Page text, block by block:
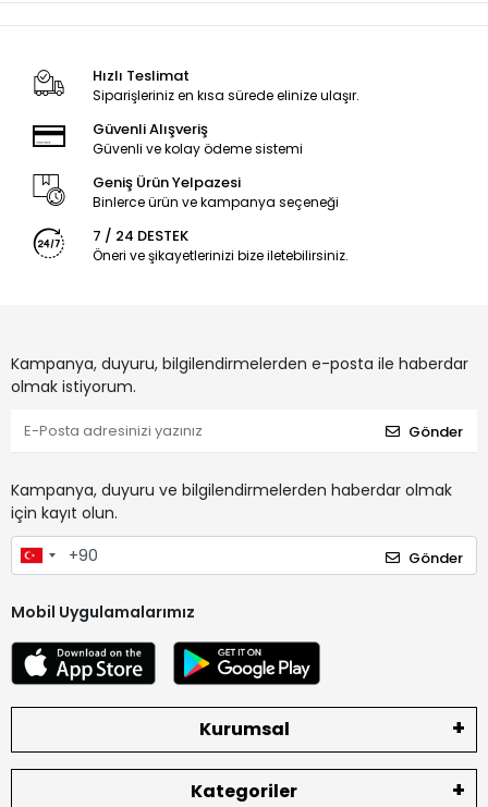
Hızlı Teslimat
Siparişleriniz en kısa sürede elinize ulaşır.
Güvenli Alışveriş
Güvenli ve kolay ödeme sistemi
Geniş Ürün Yelpazesi
Binlerce ürün ve kampanya seçeneği
7 / 24 DESTEK
Öneri ve şikayetlerinizi bize iletebilirsiniz.
Kampanya, duyuru, bilgilendirmelerden e-posta ile haberdar
olmak istiyorum.
Gönder
Kampanya, duyuru ve bilgilendirmelerden haberdar olmak
için kayıt olun.
Gönder
Mobil Uygulamalarımız
Kurumsal
Kategoriler